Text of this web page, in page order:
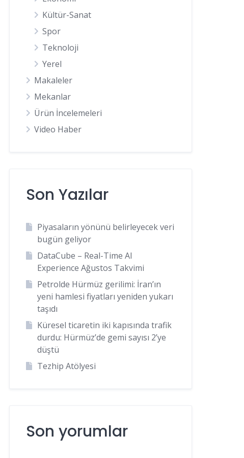
Kültür-Sanat
Spor
Teknoloji
Yerel
Makaleler
Mekanlar
Ürün İncelemeleri
Video Haber
Son Yazılar
Piyasaların yönünü belirleyecek veri
bugün geliyor
DataCube – Real-Time AI
Experience Ağustos Takvimi
Petrolde Hürmüz gerilimi: İran’ın
yeni hamlesi fiyatları yeniden yukarı
taşıdı
Küresel ticaretin iki kapısında trafik
durdu: Hürmüz’de gemi sayısı 2’ye
düştü
Tezhip Atölyesi
Son yorumlar